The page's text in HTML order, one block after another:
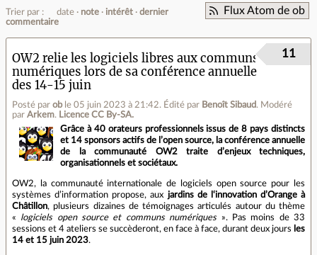
Flux Atom de ob
Trier par : date note intérêt
dernier
commentaire
OW2 relie les logiciels libres aux communs
numériques lors de sa conférence annuelle
des 14-15 juin
Posté par ob le 05 juin 2023 à 21:42. Édité par Benoît Sibaud. Modéré
par Arkem. Licence CC By‑SA.
11
Grâce à 40 orateurs professionnels issus de 8 pays distincts
et 14 sponsors actifs de l’open source, la conférence annuelle
de la communauté OW2 traite d’enjeux techniques,
organisationnels et sociétaux.
OW2, la communauté internationale de logiciels open source pour les
systèmes d’information propose, aux jardins de l‘innovation d’Orange à
Châtillon, plusieurs dizaines de témoignages articulés autour du thème
« logiciels open source et communs numériques». Pas moins de 33
sessions et 4 ateliers se succèderont, en face à face, durant deux jours les
14 et 15 juin 2023.